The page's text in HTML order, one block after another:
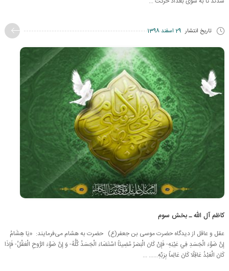
تاریخ انتشار 29 اسفند 1398
کاظم آل الله ـ بخش سوم
عقل و عاقل از دیدگاه حضرت موسی بن جعفر(ع) حضرت به هشام می‌فرمايند:‌ «يَا هِشَامُ
إِنَّ ضَوْءَ الْجَسَدِ فِي عَيْنِهِ- فَإِنْ كَانَ الْبَصَرُ مُضِيئاً اسْتَضَاءَ الْجَسَدُ كُلُّهُ- وَ إِنَّ ضَوْءَ الرُّوحِ الْعَقْلُ- فَإِذَا
كَانَ الْعَبْدُ عَاقِلًا كَانَ عَالِماً بِرَبِّهِ...... ...